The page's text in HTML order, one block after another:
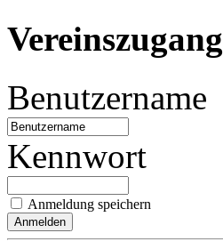
Vereinszugang
Benutzername
Kennwort
Anmeldung speichern